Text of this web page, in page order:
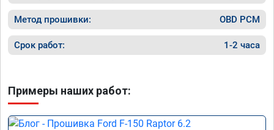
Метод прошивки: OBD PCM
Срок работ: 1-2 часа
Примеры наших работ: